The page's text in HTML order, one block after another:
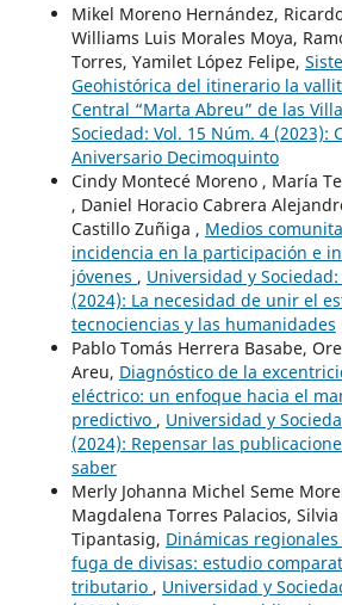
Mikel Moreno Hernández,
Williams Luis Morales Moya,
Torres, Yamilet López Felipe,
Geohistórica del itinerario la
Central “Marta Abreu” de las
Sociedad: Vol. 15 Núm. 4 (2023):
Aniversario Decimoquinto
Cindy Montecé Moreno , María
, Daniel Horacio Cabrera
Castillo Zuñiga , Medios
incidencia en la participación e
jóvenes , Universidad y
(2024): La necesidad de unir el
tecnociencias y las humanidades
Pablo Tomás Herrera Basabe,
Areu, Diagnóstico de la
eléctrico: un enfoque hacia el
predictivo , Universidad y
(2024): Repensar las
saber
Merly Johanna Michel Seme
Magdalena Torres Palacios,
Tipantasig, Dinámicas
fuga de divisas: estudio
tributario , Universidad y